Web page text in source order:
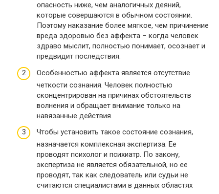
опасность ниже, чем аналогичных деяний,
которые совершаются в обычном состоянии.
Поэтому наказание более мягкое, чем причинение
вреда здоровью без аффекта – когда человек
здраво мыслит, полностью понимает, осознает и
предвидит последствия.
Особенностью аффекта является отсутствие
четкости сознания. Человек полностью
сконцентрирован на причинах обстоятельств
волнения и обращает внимание только на
навязанные действия.
Чтобы установить такое состояние сознания,
назначается комплексная экспертиза. Ее
проводят психолог и психиатр. По закону,
экспертиза не является обязательной, но ее
проводят, так как следователь или судьи не
считаются специалистами в данных областях